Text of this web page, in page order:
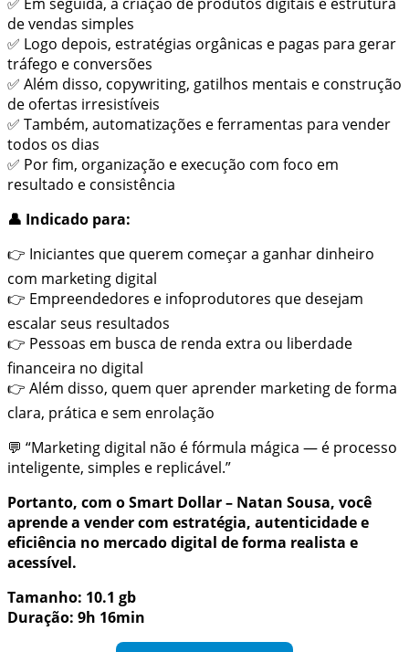
de vendas simples
✅ Logo depois, estratégias orgânicas e pagas para gerar
tráfego e conversões
✅ Além disso, copywriting, gatilhos mentais e construção
de ofertas irresistíveis
✅ Também, automatizações e ferramentas para vender
todos os dias
✅ Por fim, organização e execução com foco em
resultado e consistência
👤 Indicado para:
👉 Iniciantes que querem começar a ganhar dinheiro
com marketing digital
👉 Empreendedores e infoprodutores que desejam
escalar seus resultados
👉 Pessoas em busca de renda extra ou liberdade
financeira no digital
👉 Além disso, quem quer aprender marketing de forma
clara, prática e sem enrolação
💬 “Marketing digital não é fórmula mágica — é processo
inteligente, simples e replicável.”
Portanto, com o Smart Dollar – Natan Sousa, você
aprende a vender com estratégia, autenticidade e
eficiência no mercado digital de forma realista e
acessível.
Tamanho: 10.1 gb
Duração: 9h 16min